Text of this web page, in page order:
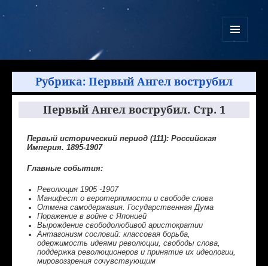
Рубрика: Первый Ангел вострубил
Первый Ангел вострубил. Стр. 1
Первый исторический период (111): Российская
Империя. 1895-1907
Главные события:
Революция 1905 -1907
Манифест о веротерпимости и свободе слова
Отмена самодержавия. Государственная Дума
Поражение в войне с Японией
Вырождение свободолюбивой аристократии
Антагонизм сословий: классовая борьба,
одержимость идеями революции, свободы слова,
поддержка революционеров и принятие их идеологии,
мировоззрения сочувствующим